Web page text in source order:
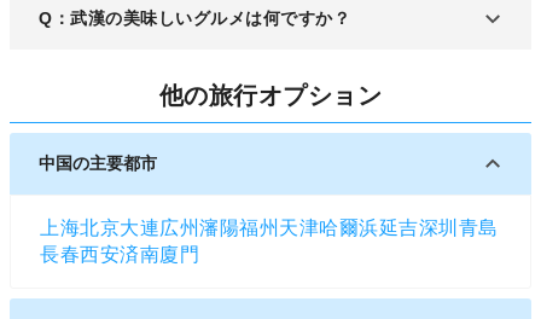
A：日本からは成田、愛知、福岡などから直行便が
Q：武漢の美味しいグルメは何ですか？
A：武漢料理の種類が多く、造形にも気を使うなど
拘りのある料理を楽しめます。リーズナブルな刀削
麺である「熱干麺」、柔らかい肉が特徴の「武昌
魚」料理などがおすすめです。
他の旅行オプション
中国の主要都市
上海北京大連広州瀋陽福州 天津哈爾浜延吉深圳 青島
長春西安済南廈門